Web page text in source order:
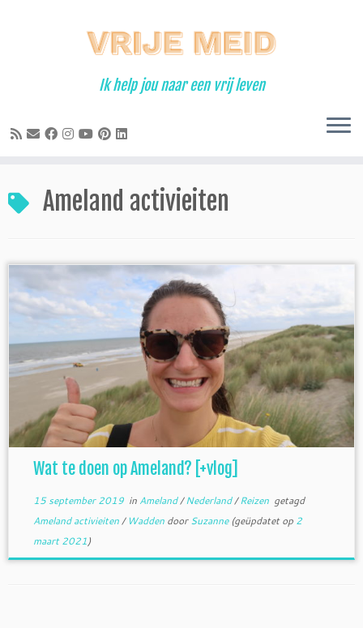
Ik help jou naar een vrij leven
Ameland activieiten
Wat te doen op Ameland? [+vlog]
15 september 2019in Ameland/Nederland/Reizen getagd
Ameland activieiten/ Wadden doorSuzanne(geüpdatet op 2
maart 2021)